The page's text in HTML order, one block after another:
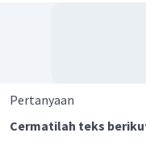
Pertanyaan
Cermatilah teks